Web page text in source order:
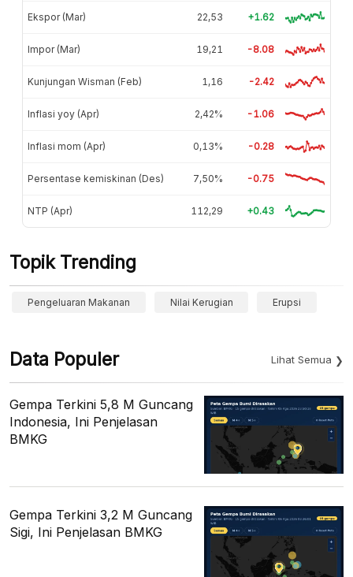
Ekspor (Mar) 22,53 +1.62
Impor (Mar) 19,21 -8.08
Kunjungan Wisman (Feb) 1,16 -2.42
Inflasi yoy (Apr) 2,42% -1.06
Inflasi mom (Apr) 0,13% -0.28
Persentase kemiskinan (Des) 7,50% -0.75
NTP (Apr) 112,29 +0.43
Topik Trending
Pengeluaran Makanan Nilai Kerugian Erupsi
Data Populer Lihat Semua
Gempa Terkini 5,8 M Guncang
Indonesia, Ini Penjelasan
BMKG
Gempa Terkini 3,2 M Guncang
Sigi, Ini Penjelasan BMKG